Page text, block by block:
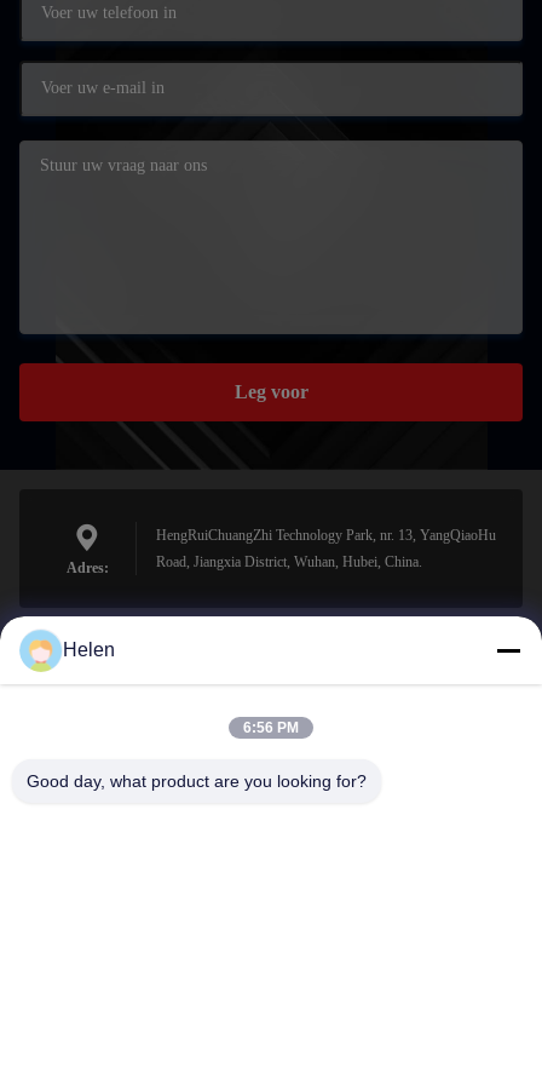
Leg voor
Adres:
HengRuiChuangZhi Technology Park, nr. 13, YangQiaoHu
Road, Jiangxia District, Wuhan, Hubei, China.
sales@perfectlaser.net
Helen
6:56 PM
Good day, what product are you looking for?